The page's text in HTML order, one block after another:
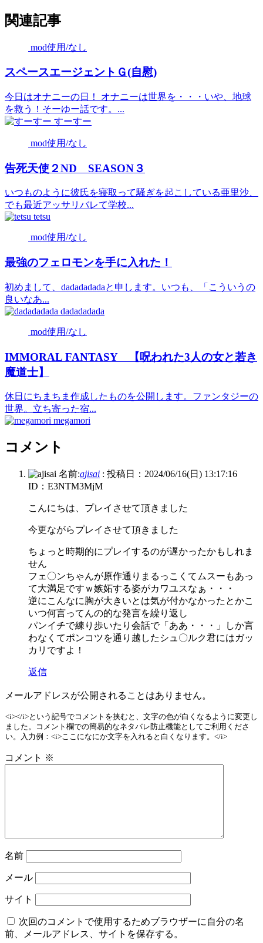
関連記事
mod使用/なし
スペースエージェントＧ(自慰)
今日はオナニーの日！ オナニーは世界を・・・いや、地球
を救う！そーゆー話です。...
すーすー
mod使用/なし
告死天使２ND SEASON３
いつものように彼氏を寝取って騒ぎを起こしている亜里沙、
でも最近アッサリバレて学校...
tetsu
mod使用/なし
最強のフェロモンを手に入れた！
初めまして、dadadadadaと申します。いつも、「こういうの
良いなあ...
dadadadada
mod使用/なし
IMMORAL FANTASY 【呪われた3人の女と若き
魔道士】
休日にちまちま作成したものを公開します。ファンタジーの
世界。立ち寄った宿...
megamori
コメント
名前:ajisai : 投稿日：2024/06/16(日) 13:17:16
ID：E3NTM3MjM
こんにちは、プレイさせて頂きました
今更ながらプレイさせて頂きました
ちょっと時期的にプレイするのが遅かったかもしれま
せん
フェ〇ンちゃんが原作通りまるっこくてムスーもあっ
て大満足ですｗ嫉妬する姿がカワユスなぁ・・・
逆にこんなに胸が大きいとは気が付かなかったとかこ
いつ何言ってんの的な発言を繰り返し
パンイチで練り歩いたり会話で「ああ・・・」しか言
わなくてポンコツを通り越したシュ〇ルク君にはガッ
カリですよ！
返信
メールアドレスが公開されることはありません。
<i></i>という記号でコメントを挟むと、文字の色が白くなるように変更し
ました。コメント欄での簡易的なネタバレ防止機能としてご利用くださ
い。入力例：<i>ここになにか文字を入れると白くなります。</i>
コメント ※
名前
メール
サイト
次回のコメントで使用するためブラウザーに自分の名
前、メールアドレス、サイトを保存する。